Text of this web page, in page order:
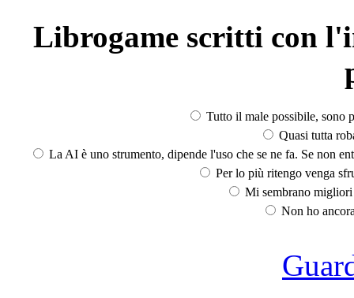
Librogame scritti con
Tutto il male possibile, sono
Quasi tutta
La AI è uno strumento, dipende l'uso che se ne fa. Se non
Per lo più ritengo venga
Mi sembrano
Non ho